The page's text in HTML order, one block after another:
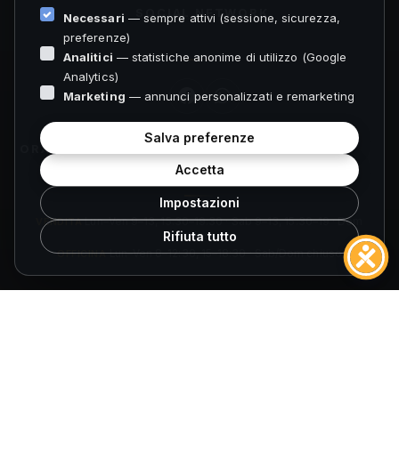
SOCIAL NETWORK
ORARI FOLIGNO
VENDITALun–Ven 9–13, 15:30–19:30 · Sab 9–13, 15:30–19 · Dom
chiuso
OFFICINALun–Ven 8–12:30, 15–18:30 · Sab/Dom chiuso
Necessari — sempre attivi (sessione, sicurezza,
preferenze)
Analitici — statistiche anonime di utilizzo (Google
Analytics)
Marketing — annunci personalizzati e remarketing
Rifiuta tutto
Impostazioni
Accetta
Salva preferenze